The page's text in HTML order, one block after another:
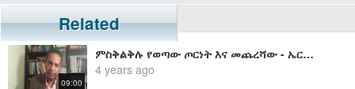
For inquiry or additional information, visit Mereja.com
Mereja presents Ethiopian news, Ethiopian music, sports, arts, and
entertainment
Related
09:00
ምስቅልቅሉ የወጣው ጦርነት እና መጨረሻው - ኤርሚያስ ለገሰ
4 years ago